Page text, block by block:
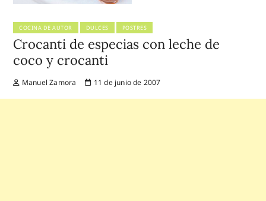
COCINA DE AUTOR DULCES POSTRES
Crocanti de especias con leche de
coco y crocanti
Manuel Zamora 11 de junio de 2007